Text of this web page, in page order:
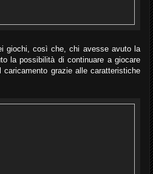
giochi, così che, chi avesse avuto la
la possibilità di continuare a giocare
grazie alle caratteristiche